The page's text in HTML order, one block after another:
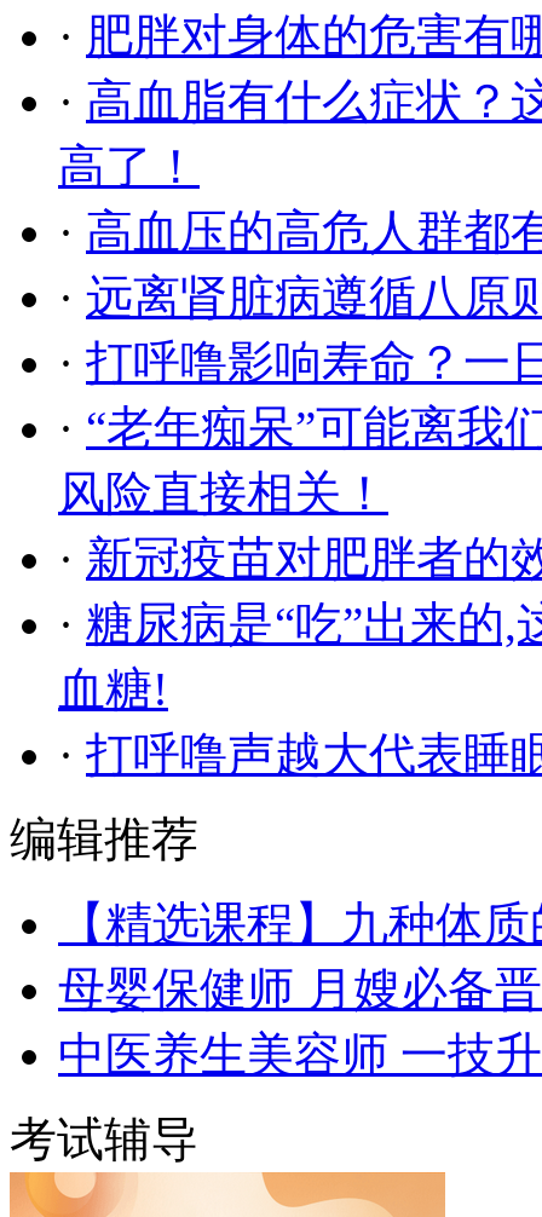
· 肥胖对身体的危害有
· 高血脂有什么症状？
高了！
· 高血压的高危人群都
· 远离肾脏病遵循八原
· 打呼噜影响寿命？一
· “老年痴呆”可能离我
风险直接相关！
· 新冠疫苗对肥胖者的
· 糖尿病是“吃”出来的
血糖!
· 打呼噜声越大代表睡
编辑推荐
【精选课程】九种体
母婴保健师 月嫂必备
中医养生美容师 一技
考试辅导